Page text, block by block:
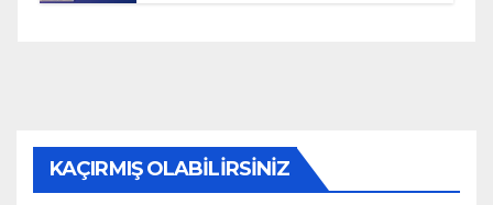
KAÇIRMIŞ OLABILIRSINIZ